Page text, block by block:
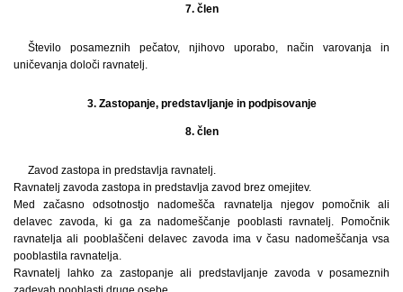
7. člen
Število posameznih pečatov, njihovo uporabo, način varovanja in
uničevanja določi ravnatelj.
3. Zastopanje, predstavljanje in podpisovanje
8. člen
Zavod zastopa in predstavlja ravnatelj.
Ravnatelj zavoda zastopa in predstavlja zavod brez omejitev.
Med začasno odsotnostjo nadomešča ravnatelja njegov pomočnik ali
delavec zavoda, ki ga za nadomeščanje pooblasti ravnatelj. Pomočnik
ravnatelja ali pooblaščeni delavec zavoda ima v času nadomeščanja vsa
pooblastila ravnatelja.
Ravnatelj lahko za zastopanje ali predstavljanje zavoda v posameznih